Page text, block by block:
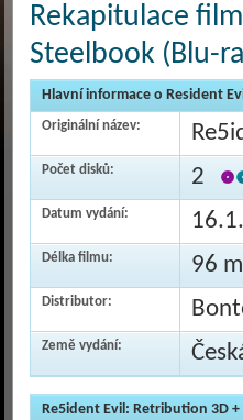
Rekapitulace
Steelbook (Blu-
Hlavní informace o Resident
Originální název:
Počet disků: 2
Datum vydání:
Délka filmu: 96
Distributor:
Země vydání:
Re5ident Evil: Retribution 3D +